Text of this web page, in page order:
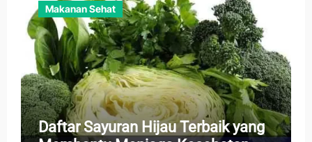
Makanan Sehat
Daftar Sayuran Hijau Terbaik yang